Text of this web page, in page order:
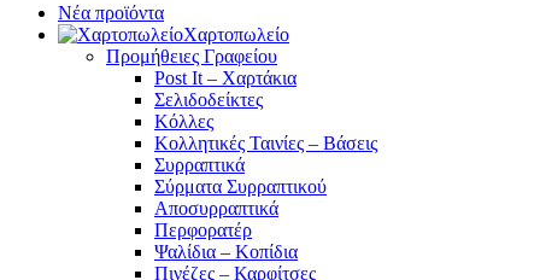
Νέα προϊόντα
Χαρτοπωλείο
Προμήθειες Γραφείου
Post It – Χαρτάκια
Σελιδοδείκτες
Κόλλες
Κολλητικές Ταινίες – Βάσεις
Συρραπτικά
Σύρματα Συρραπτικού
Αποσυρραπτικά
Περφορατέρ
Ψαλίδια – Κοπίδια
Πινέζες – Καρφίτσες